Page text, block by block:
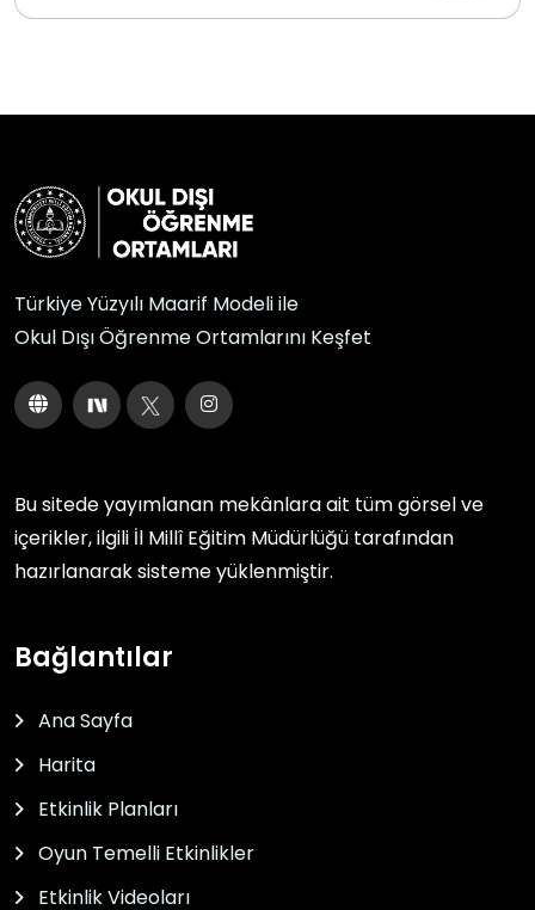
Türkiye Yüzyılı Maarif Modeli ile
Okul Dışı Öğrenme Ortamlarını Keşfet
Bu sitede yayımlanan mekânlara ait tüm görsel ve
içerikler, ilgili İl Millî Eğitim Müdürlüğü tarafından
hazırlanarak sisteme yüklenmiştir.
Bağlantılar
Ana Sayfa
Harita
Etkinlik Planları
Oyun Temelli Etkinlikler
Etkinlik Videoları